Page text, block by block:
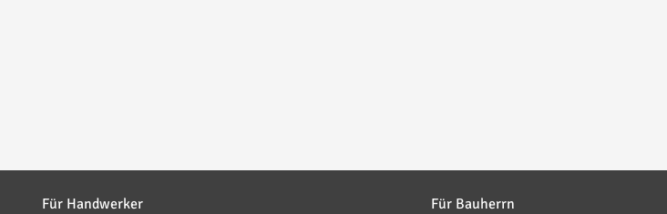
Für Handwerker Für Bauherrn